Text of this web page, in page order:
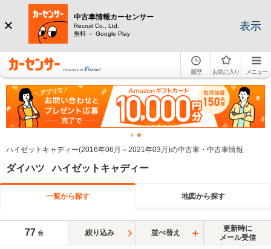
中古車情報カーセンサー
Recruit Co., Ltd.
無料 － Google Play
表示
履歴 お気に入り メニュー
ハイゼットキャディー(2016年06月～2021年03月)の中古車・中古車情報
ダイハツ ハイゼットキャディー
一覧から探す 地図から探す
77 台 絞り込み 並べ替え
更新時に
メール受信